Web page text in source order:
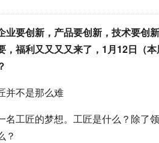
业要创新，产品要创新，技术要创
，福利又又又又来了，1月12日（
名工匠的梦想。工匠是什么？除了
？